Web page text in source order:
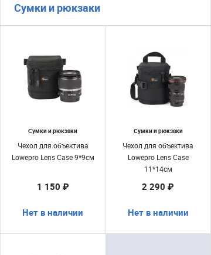
Сумки и рюкзаки
Сумки и рюкзаки
Чехол для объектива
Lowepro Lens Case 9*9см
1 150 ₽
Нет в наличии
Сумки и рюкзаки
Чехол для объектива
Lowepro Lens Case
11*14см
2 290 ₽
Нет в наличии